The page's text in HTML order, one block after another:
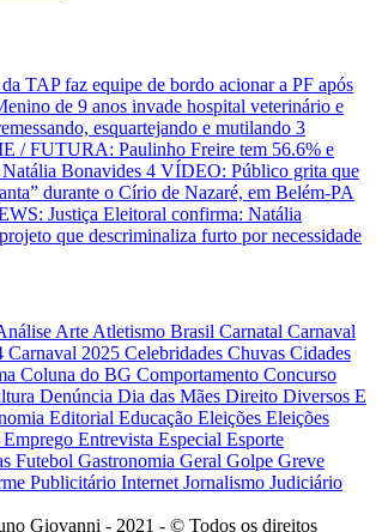
TAP faz equipe de bordo acionar a PF após
de 9 anos invade hospital veterinário e
esquartejando e mutilando 3
/ FUTURA: Paulinho Freire tem 56.6% e
Bonavides 4 VÍDEO: Público grita que
durante o Círio de Nazaré, em Belém-PA
Justiça Eleitoral confirma: Natália
que descriminaliza furto por necessidade
Arte Atletismo Brasil Carnatal Carnaval
Carnaval 2025 Celebridades Chuvas Cidades
Coluna do BG Comportamento Concurso
Denúncia Dia das Mães Direito Diversos E
Editorial Educação Eleições Eleições
Emprego Entrevista Especial Esporte
Futebol Gastronomia Geral Golpe Greve
Publicitário Internet Jornalismo Judiciário
Giovanni - 2021 - © Todos os direitos